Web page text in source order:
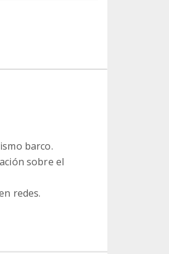
barco.
sobre el
redes.